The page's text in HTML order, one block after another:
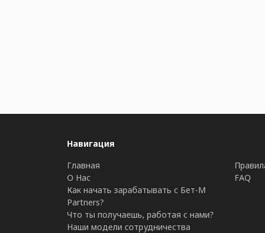
Навигация
Главная
О Нас
Как начать зарабатывать с Бет-М
Partners?
Что ты получаешь, работая с нами?
Наши модели сотрудничества
FAQ